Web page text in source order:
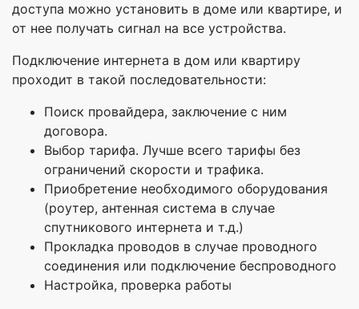
доступа можно установить в доме или квартире, и
от нее получать сигнал на все устройства.
Подключение интернета в дом или квартиру
проходит в такой последовательности:
Поиск провайдера, заключение с ним
договора.
Выбор тарифа. Лучше всего тарифы без
ограничений скорости и трафика.
Приобретение необходимого оборудования
(роутер, антенная система в случае
спутникового интернета и т.д.)
Прокладка проводов в случае проводного
соединения или подключение беспроводного
Настройка, проверка работы